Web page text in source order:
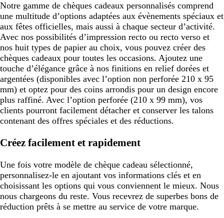
Notre gamme de chèques cadeaux personnalisés comprend
une multitude d’options adaptées aux évènements spéciaux et
aux fêtes officielles, mais aussi à chaque secteur d’activité.
Avec nos possibilités d’impression recto ou recto verso et
nos huit types de papier au choix, vous pouvez créer des
chèques cadeaux pour toutes les occasions. Ajoutez une
touche d’élégance grâce à nos finitions en relief dorées et
argentées (disponibles avec l’option non perforée 210 x 95
mm) et optez pour des coins arrondis pour un design encore
plus raffiné. Avec l’option perforée (210 x 99 mm), vos
clients pourront facilement détacher et conserver les talons
contenant des offres spéciales et des réductions.
Créez facilement et rapidement
Une fois votre modèle de chèque cadeau sélectionné,
personnalisez-le en ajoutant vos informations clés et en
choisissant les options qui vous conviennent le mieux. Nous
nous chargeons du reste. Vous recevrez de superbes bons de
réduction prêts à se mettre au service de votre marque.